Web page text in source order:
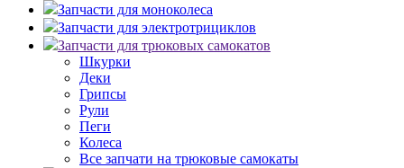
Запчасти для моноколеса
Запчасти для электротрициклов
Запчасти для трюковых самокатов
Шкурки
Деки
Грипсы
Рули
Пеги
Колеса
Все запчати на трюковые самокаты